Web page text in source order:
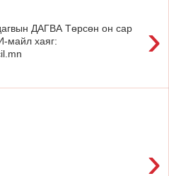
›
ДАГВА Төрсөн он сар
майл хаяг:
›